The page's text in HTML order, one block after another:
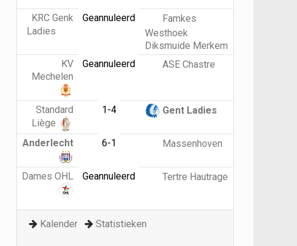
KRC Genk
Ladies
Geannuleerd
Famkes
Westhoek
Diksmuide Merkem
KV
Mechelen
Geannuleerd ASE Chastre
Standard
Liège
1-4 Gent Ladies
Anderlecht 6-1 Massenhoven
Dames OHL Geannuleerd Tertre Hautrage
Kalender Statistieken